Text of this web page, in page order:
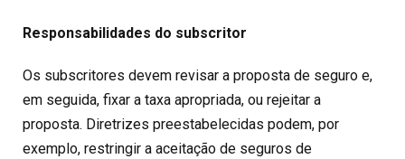
Responsabilidades do subscritor
Os subscritores devem revisar a proposta de seguro e,
em seguida, fixar a taxa apropriada, ou rejeitar a
proposta. Diretrizes preestabelecidas podem, por
exemplo, restringir a aceitação de seguros de